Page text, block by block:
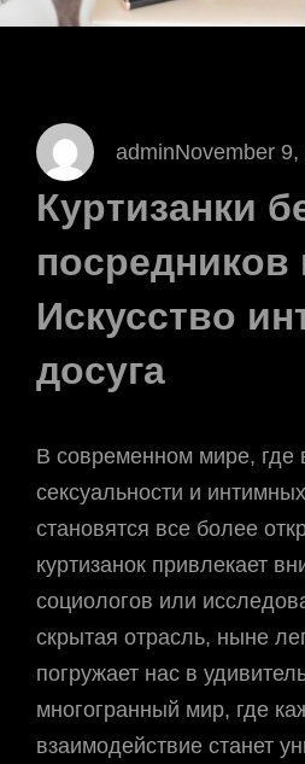
adminNovember 9,
Куртизанки
посредников
Искусство
досуга
В современном мире, где
сексуальности и
становятся все более
куртизанок привлекает
социологов или
скрытая отрасль, ныне
погружает нас в
многогранный мир, где
взаимодействие станет